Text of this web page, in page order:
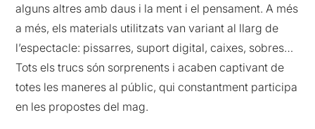
alguns altres amb daus i la ment i el pensament. A més
a més, els materials utilitzats van variant al llarg de
l’espectacle: pissarres, suport digital, caixes, sobres…
Tots els trucs són sorprenents i acaben captivant de
totes les maneres al públic, qui constantment participa
en les propostes del mag.